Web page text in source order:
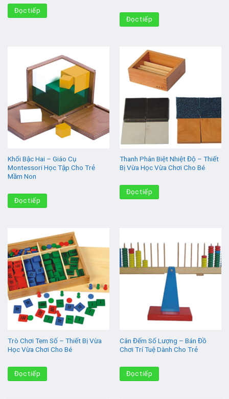
Đọc tiếp
Đọc tiếp
Khối Bậc Hai – Giáo Cụ
Montessori Học Tập Cho Trẻ
Mầm Non
Đọc tiếp
Thanh Phân Biệt Nhiệt Độ – Thiết
Bị Vừa Học Vừa Chơi Cho Bé
Đọc tiếp
Trò Chơi Tem Số – Thiết Bị Vừa
Học Vừa Chơi Cho Bé
Đọc tiếp
Cân Đếm Số Lượng – Bán Đồ
Chơi Trí Tuệ Dành Cho Trẻ
Đọc tiếp